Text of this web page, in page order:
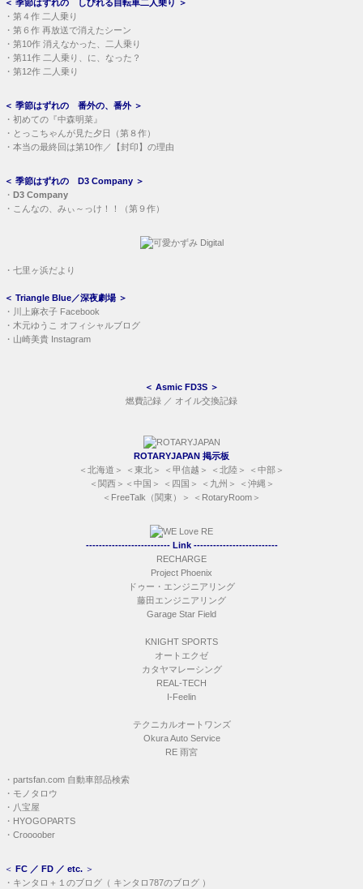
＜ 季節はずれの しびれる自転車二人乗り ＞
・ 第４作 二人乗り
・ 第６作 再放送で消えたシーン
・ 第10作 消えなかった、二人乗り
・ 第11作 二人乗り、に、なった？
・ 第12作 二人乗り
＜ 季節はずれの 番外の、番外＞
・ 初めての『中森明菜』
・ とっこちゃんが見た夕日（第８作）
・ 本当の最終回は第10作／【封印】の理由
＜ 季節はずれの D3 Company ＞
・ D3 Company
・ こんなの、みぃ～っけ！！（第９作）
・ 七里ヶ浜だより
＜ Triangle Blue／深夜劇場 ＞
・
川上麻衣子 Facebook
・ 木元ゆうこ オフィシャルブログ
・ 山崎美貴 Instagram
＜ Asmic FD3S ＞
燃費記録 ／ オイル交換記録
ROTARYJAPAN 掲示板
＜ 北海道 ＞ ＜ 東北 ＞ ＜ 甲信越 ＞ ＜ 北陸 ＞ ＜ 中部 ＞
＜ 関西 ＞＜ 中国 ＞ ＜ 四国 ＞ ＜ 九州 ＞ ＜ 沖縄 ＞
＜ FreeTalk（関東） ＞ ＜ RotaryRoom ＞
-------------------------- Link --------------------------
RECHARGE
Project Phoenix
ドゥー・エンジニアリング
藤田エンジニアリング
Garage Star Field
KNIGHT SPORTS
オートエクゼ
カタヤマレーシング
REAL-TECH
I-Feelin
テクニカルオートワンズ
Okura Auto Service
RE 雨宮
・ partsfan.com 自動車部品検索
・ モノタロウ
・ 八宝屋
・ HYOGOPARTS
・ Croooober
＜ FC ／ FD ／ etc. ＞
・ キンタロ＋１のブログ （ キンタロ787のブログ ）